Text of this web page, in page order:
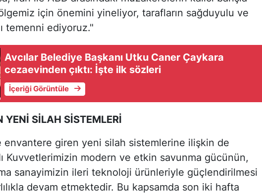
için önemini yineliyor, tarafların sağduyulu ve
temenni ediyoruz."
Avcılar Belediye Başkanı Utku Caner Çaykara
cezaevinden çıktı: İşte ilk sözleri
İçeriği Görüntüle
YENİ SİLAH SİSTEMLERİ
envantere giren yeni silah sistemlerine ilişkin de
Kuvvetlerimizin modern ve etkin savunma gücünün,
sanayimizin ileri teknoloji ürünleriyle güçlendirilmesi
devam etmektedir. Bu kapsamda son iki hafta